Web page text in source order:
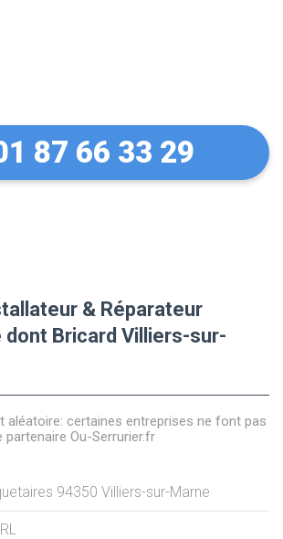
87 66 33 29
& Réparateur
dont Bricard Villiers-sur-
aléatoire: certaines entreprises ne font pas
partenaire Ou-Serrurier.fr
94350 Villiers-sur-Marne